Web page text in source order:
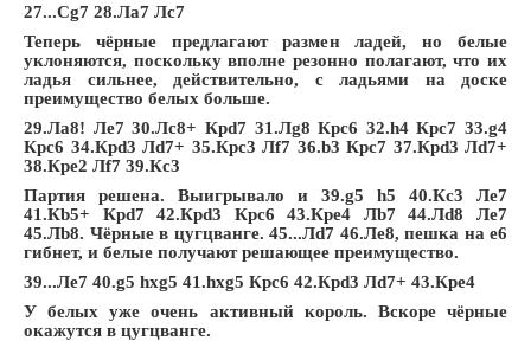
27...Сg7 28.Лa7 Лc7
Теперь чёрные предлагают размен ладей, но белые
уклоняются, поскольку вполне резонно полагают, что их
ладья сильнее, действительно, с ладьями на доске
преимущество белых больше.
29.Лa8! Лe7 30.Лc8+ Крd7 31.Лg8 Крc6 32.h4 Крc7 33.g4
Крc6 34.Крd3 Лd7+ 35.Крc3 Лf7 36.b3 Крc7 37.Крd3 Лd7+
38.Крe2 Лf7 39.Кc3
Партия решена. Выигрывало и 39.g5 h5 40.Кc3 Лe7
41.Кb5+ Крd7 42.Крd3 Крc6 43.Крe4 Лb7 44.Лd8 Лe7
45.Лb8. Чёрные в цугцванге. 45...Лd7 46.Лe8, пешка на е6
гибнет, и белые получают решающее преимущество.
39...Лe7 40.g5 hxg5 41.hxg5 Крc6 42.Крd3 Лd7+ 43.Крe4
У белых уже очень активный король. Вскоре чёрные
окажутся в цугцванге.